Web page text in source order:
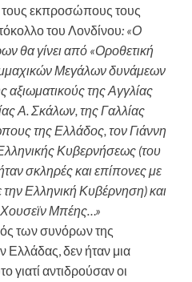
τους εκπροσώπους τους
του Λονδίνου: «Ο
θα γίνει από «Οροθετική
Μεγάλων δυνάμεων
της Αγγλίας
Α. Σκάλων, της Γαλλίας
της Ελλάδος, τον Γιάννη
Κυβερνήσεως (του
σκληρές και επίπονες με
Ελληνική Κυβέρνηση) και
Μπέης…»
των συνόρων της
Ελλάδας, δεν ήταν μια
γιατί αντιδρούσαν οι